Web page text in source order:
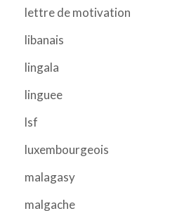
lettre de motivation
libanais
lingala
linguee
lsf
luxembourgeois
malagasy
malgache